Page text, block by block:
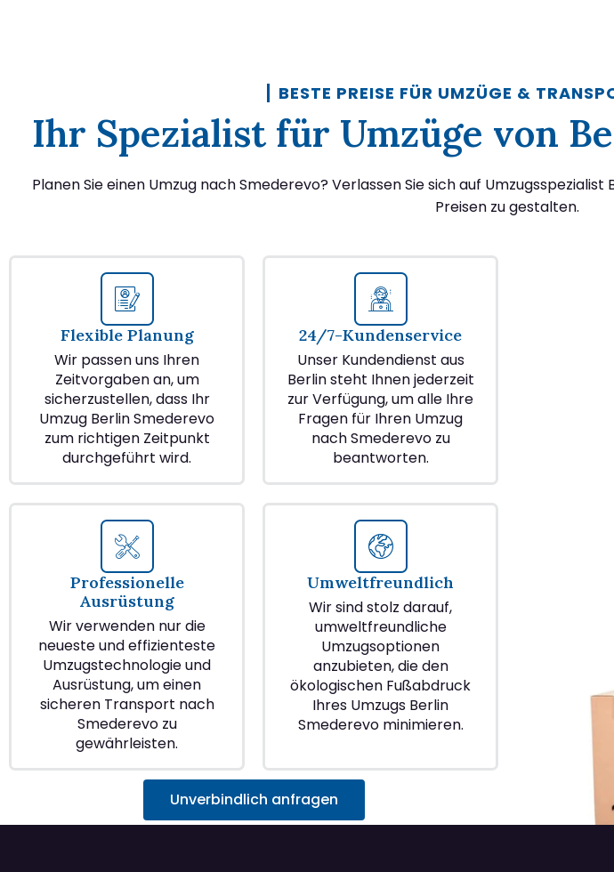
BESTE PREISE FÜR UMZÜGE &
Ihr Spezialist für Umzüge von
Planen Sie einen Umzug nach Smederevo? Verlassen Sie sich auf
Preisen zu gestalten.
Flexible Planung
Wir passen uns Ihren
Zeitvorgaben an, um
sicherzustellen, dass Ihr
Umzug Berlin Smederevo
zum richtigen Zeitpunkt
durchgeführt wird.
24/7-Kundenservice
Unser Kundendienst aus
Berlin steht Ihnen jederzeit
zur Verfügung, um alle Ihre
Fragen für Ihren Umzug
nach Smederevo zu
beantworten.
Professionelle
Ausrüstung
Wir verwenden nur die
neueste und effizienteste
Umzugstechnologie und
Ausrüstung, um einen
sicheren Transport nach
Smederevo zu
gewährleisten.
Umweltfreundlich
Wir sind stolz darauf,
umweltfreundliche
Umzugsoptionen
anzubieten, die den
ökologischen Fußabdruck
Ihres Umzugs Berlin
Smederevo minimieren.
Unverbindlich anfragen